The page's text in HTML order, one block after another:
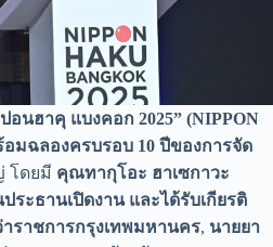
อนฮาคุ แบงคอก 2025” (NIPPON
อมฉลองครบรอบ 10 ปีของการจัด
โดยมี คุณทากุโอะ ฮาเซกาวะ
ประธานเปิดงาน และได้รับเกียรติ
าราชการกรุงเทพมหานคร, นายยา